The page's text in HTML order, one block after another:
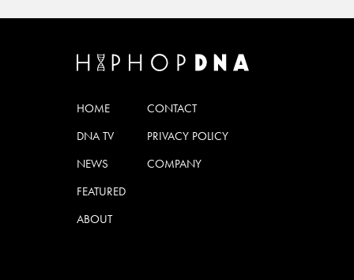
HOME
DNA TV
NEWS
FEATURED
ABOUT
CONTACT
PRIVACY POLICY
COMPANY